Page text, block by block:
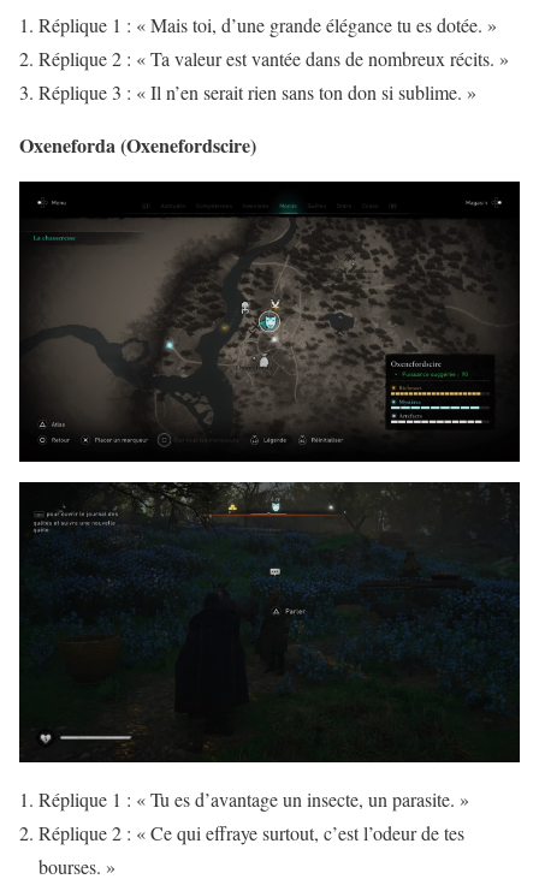
Réplique 1 : « Mais toi, d’une grande élégance tu es dotée. »
Réplique 2 : « Ta valeur est vantée dans de nombreux récits. »
Réplique 3 : « Il n’en serait rien sans ton don si sublime. »
Oxeneforda (Oxenefordscire)
Réplique 1 : « Tu es d’avantage un insecte, un parasite. »
Réplique 2 : « Ce qui effraye surtout, c’est l’odeur de tes
bourses. »